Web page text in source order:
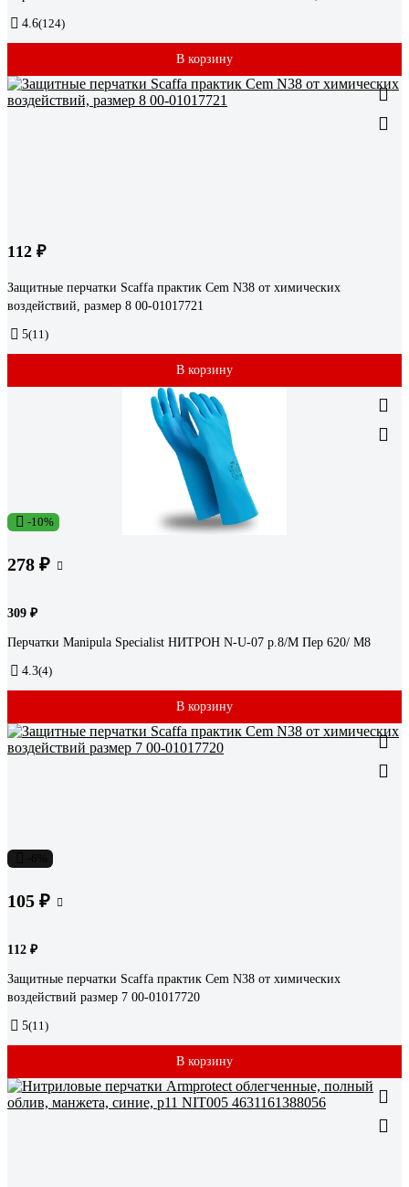
4.6(124)
В корзину
112 ₽
Защитные перчатки Scaffa практик Cem N38 от химических
воздействий, размер 8 00-01017721
5(11)
В корзину
-10%
278 ₽
309 ₽
Перчатки Manipula Specialist НИТРОН N-U-07 р.8/M Пер 620/ M8
4.3(4)
В корзину
105 ₽
112 ₽
Защитные перчатки Scaffa практик Cem N38 от химических
воздействий размер 7 00-01017720
5(11)
В корзину